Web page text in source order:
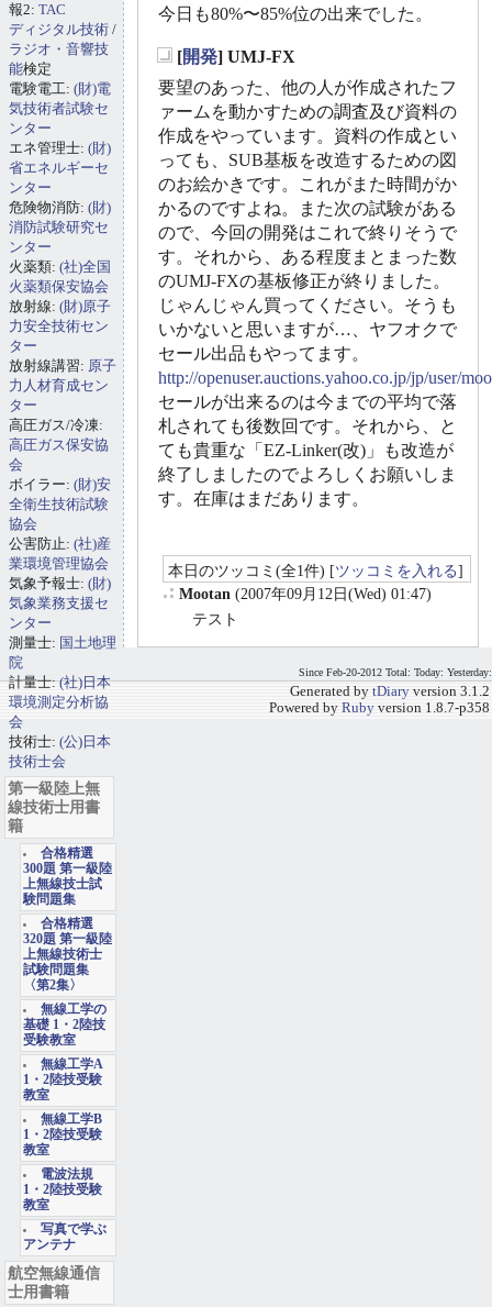
今日も80%〜85%位の出来でした。
[開発] UMJ-FX
要望のあった、他の人が作成されたフ
ァームを動かすための調査及び資料の
作成をやっています。資料の作成とい
っても、SUB基板を改造するための図
のお絵かきです。これがまた時間がか
かるのですよね。また次の試験がある
ので、今回の開発はこれで終りそうで
す。それから、ある程度まとまった数
のUMJ-FXの基板修正が終りました。
じゃんじゃん買ってください。そうも
いかないと思いますが…、ヤフオクで
セール出品もやってます。
http://openuser.auctions.yahoo.co.jp/jp/user/
セールが出来るのは今までの平均で落
札されても後数回です。それから、と
ても貴重な「EZ-Linker(改)」も改造が
終了しましたのでよろしくお願いしま
す。在庫はまだあります。
本日のツッコミ(全1件) [ツッコミを入れる]
Mootan (2007年09月12日(Wed) 01:47)
テスト
報2: TAC
ディジタル技術 /
ラジオ・音響技
能検定
電験電工: (財)電
気技術者試験セ
ンター
エネ管理士: (財)
省エネルギーセ
ンター
危険物消防: (財)
消防試験研究セ
ンター
火薬類: (社)全国
火薬類保安協会
放射線: (財)原子
力安全技術セン
ター
放射線講習: 原子
力人材育成セン
ター
高圧ガス/冷凍:
高圧ガス保安協
会
ボイラー: (財)安
全衛生技術試験
協会
公害防止: (社)産
業環境管理協会
気象予報士: (財)
気象業務支援セ
ンター
測量士: 国土地理
院
計量士:(社)日本
環境測定分析協
会
技術士: (公)日本
技術士会
第一級陸上無
線技術士用書
籍
合格精選
300題 第一級陸
上無線技士試
験問題集
合格精選
320題 第一級陸
上無線技術士
試験問題集
〈第2集〉
無線工学の
基礎 1・2陸技
受験教室
無線工学A
1・2陸技受験
教室
無線工学B
1・2陸技受験
教室
電波法規
1・2陸技受験
教室
写真で学ぶ
アンテナ
航空無線通信
士用書籍
Since Feb-20-2012 Total: Today: Yesterday:
Generated by tDiary version 3.1.2
Powered by Ruby version 1.8.7-p358